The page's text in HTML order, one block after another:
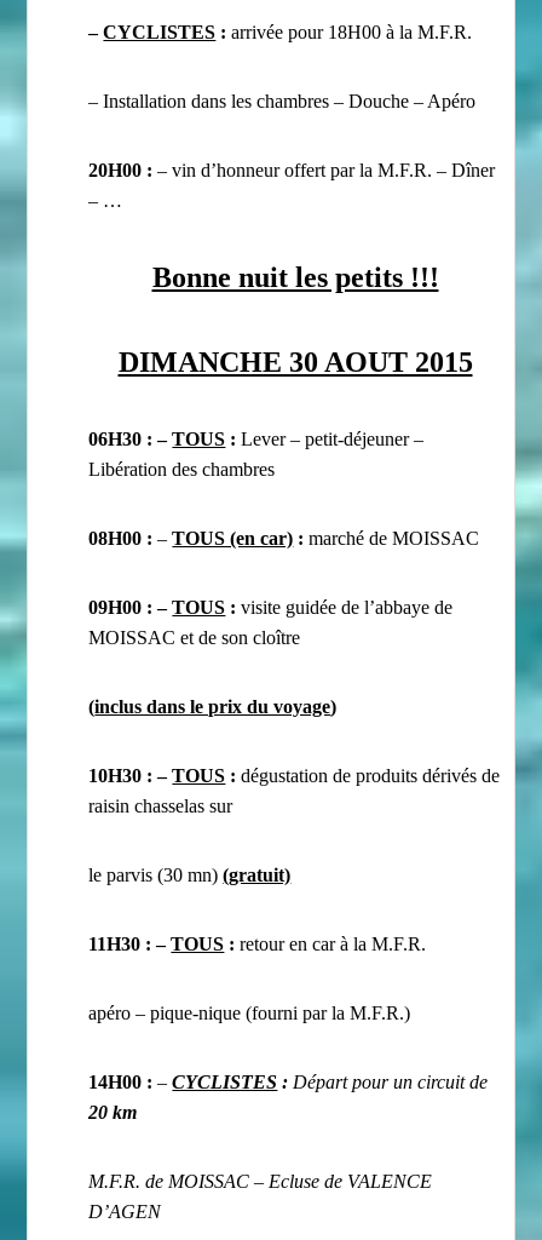
–CYCLISTES :arrivée pour 18H00 à la M.F.R.
–Installation dans les chambres – Douche – Apéro
20H00 :– vin d’honneur offert par la M.F.R. – Dîner
– …
Bonne nuit les petits !!!
DIMANCHE 30 AOUT 2015
06H30 : –TOUS :Lever – petit-déjeuner –
Libération des chambres
08H00 : –TOUS (en car) :marché de MOISSAC
09H00 : –TOUS :visite guidée de l’abbaye de
MOISSAC et de son cloître
(inclus dans le prix du voyage)
10H30 :–TOUS :dégustation de produits dérivés de
raisin chasselas sur
le parvis (30 mn)(gratuit)
11H30 :–TOUS : retour en car à la M.F.R.
apéro – pique-nique (fourni par la M.F.R.)
14H00 :–CYCLISTES : Départ pour un circuit de
20 km
M.F.R. de MOISSAC – Ecluse de VALENCE
D’AGEN